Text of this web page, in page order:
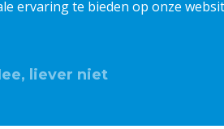
ervaring te bieden op onze
liever niet